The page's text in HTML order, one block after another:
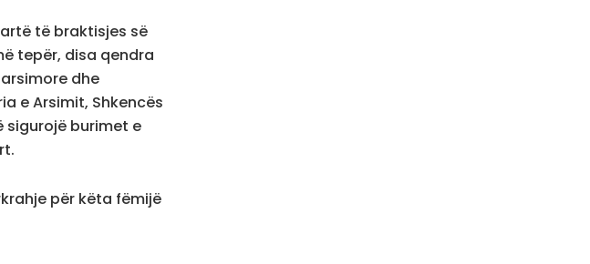
të braktisjes së
tepër, disa qendra
dhe
e Arsimit, Shkencës
sigurojë burimet e
për këta fëmijë